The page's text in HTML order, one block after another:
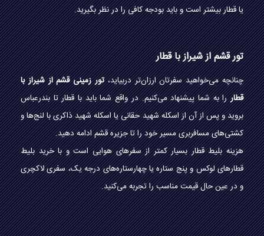
یا قطار بیشتر است و باید بودجه کافی را در نظر بگیرید.
تور قشم از شیراز با قطار
چنانچه می‌خواهید سفرتان ارزان‌تر دربیاید،تور زمینی قشم از شیراز با
قطاررا به شما پیشنهاد می‌کنیم. در واقع شما باید با قطار تا بندرعباس
بروید و پس از آن از اسکله شهید حقانی یا اسکله شهید ذاکری با لنج‌ها و
کشتی‌های مسافربری مسیر خود را تا جزیره قشم ادامه دهید.
هزینه بلیط قطار بسیار کمتر از سفرهای هوایی است و با خرید بلیط
قطارهای لوکس و پنج ستاره یا چهارستاره‌های درجه یک، سفری لاکچری
و در عین حال قیمت مناسب را تجربه می‌کنید.